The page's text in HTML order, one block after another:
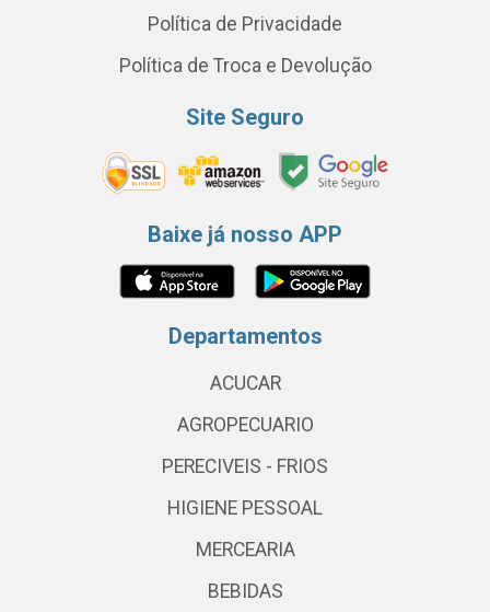
Política de Privacidade
Política de Troca e Devolução
Site Seguro
Baixe já nosso APP
Departamentos
ACUCAR
AGROPECUARIO
PERECIVEIS - FRIOS
HIGIENE PESSOAL
MERCEARIA
BEBIDAS